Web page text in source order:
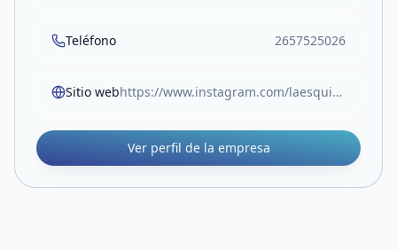
Teléfono 2657525026
Sitio web https://www.instagram.com/laesquinadelvidriosrl/
Ver perfil de la empresa